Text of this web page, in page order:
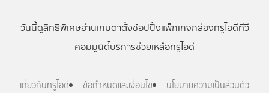
วันนี้ดูสิทธิพิเศษอ่านเกมตาตั้งช้อปปิ้งแพ็กเกจกล่องทรูไอดีทีวี
คอมมูนิตี้บริการช่วยเหลือทรูไอดี
เกี่ยวกับทรูไอดี ข้อกำหนดและเงื่อนไข
นโยบายความเป็นส่วนตัว